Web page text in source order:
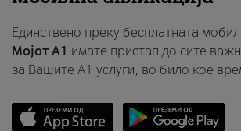
Единствено преку бесплатната
Мојот A1 имате пристап до сите
за Вашите A1 услуги, во било кое